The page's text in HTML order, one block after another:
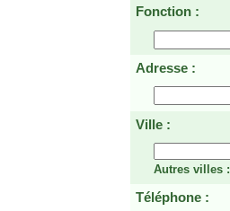
Fonction :
Adresse :
Ville :
Autres villes :
Téléphone :